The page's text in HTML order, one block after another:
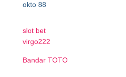
okto 88
slot bet
virgo222
Bandar TOTO